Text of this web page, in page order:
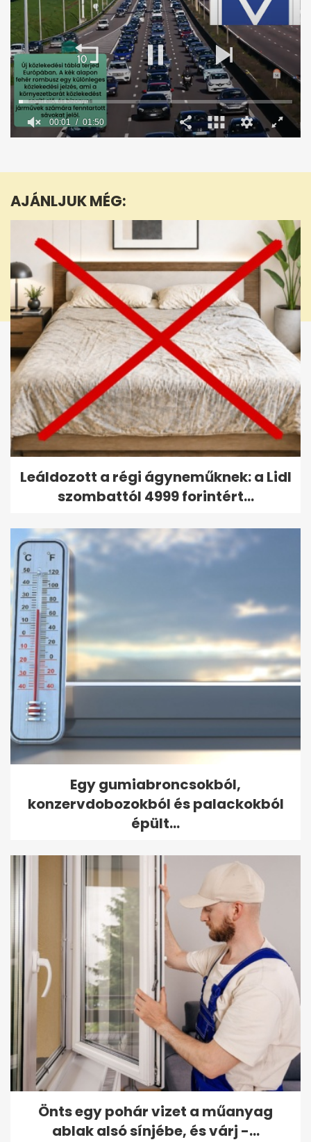
1
50
seconds
00:02 01:50
AJÁNLJUK MÉG:
Leáldozott a régi ágyneműknek: a Lidl
szombattól 4999 forintért...
Egy gumiabroncsokból,
konzervdobozokból és palackokból
épült...
Önts egy pohár vizet a műanyag
ablak alsó sínjébe, és várj -...